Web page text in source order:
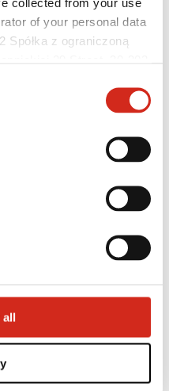
of your personal data
Spółka z ograniczoną
all